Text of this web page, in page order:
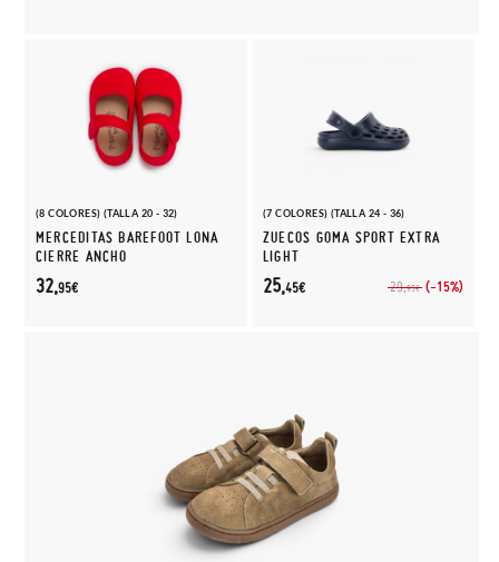
(8 COLORES) (TALLA 20 - 32)
MERCEDITAS BAREFOOT LONA
CIERRE ANCHO
32,95€
(7 COLORES) (TALLA 24 - 36)
ZUECOS GOMA SPORT EXTRA
LIGHT
29,95€ (-15%)
25,45€